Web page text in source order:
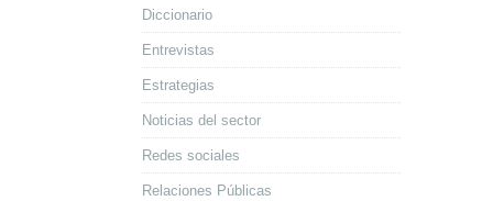
Diccionario
Entrevistas
Estrategias
Noticias del sector
Redes sociales
Relaciones Públicas